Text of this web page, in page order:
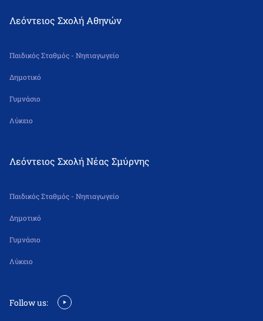
Λεόντειος Σχολή Αθηνών
Παιδικός Σταθμός - Νηπιαγωγείο
Δημοτικό
Γυμνάσιο
Λύκειο
Λεόντειος Σχολή Νέας Σμύρνης
Παιδικός Σταθμός - Νηπιαγωγείο
Δημοτικό
Γυμνάσιο
Λύκειο
Follow us: